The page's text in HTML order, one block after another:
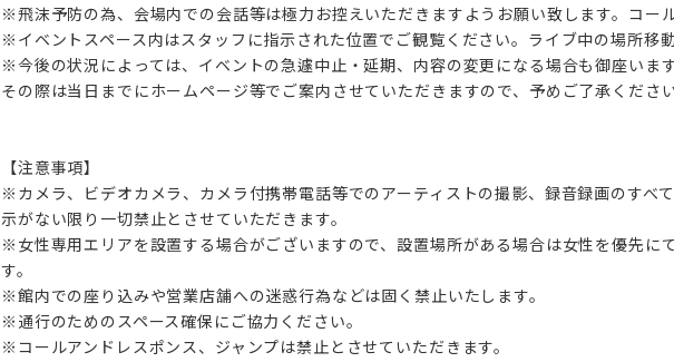
※飛沫予防の為、会場内での会話等は極力お控えいただきますようお願い致します。コー
※イベントスペース内はスタッフに指示された位置でご観覧ください。ライブ中の場所移
※今後の状況によっては、イベントの急遽中止・延期、内容の変更になる場合も御座いま
その際は当日までにホームページ等でご案内させていただきますので、予めご了承くださ
【注意事項】
※カメラ、ビデオカメラ、カメラ付携帯電話等でのアーティストの撮影、録音録画のすべ
示がない限り一切禁止とさせていただきます。
※女性専用エリアを設置する場合がございますので、設置場所がある場合は女性を優先に
す。
※館内での座り込みや営業店舗への迷惑行為などは固く禁止いたします。
※通行のためのスペース確保にご協力ください。
※コールアンドレスポンス、ジャンプは禁止とさせていただきます。